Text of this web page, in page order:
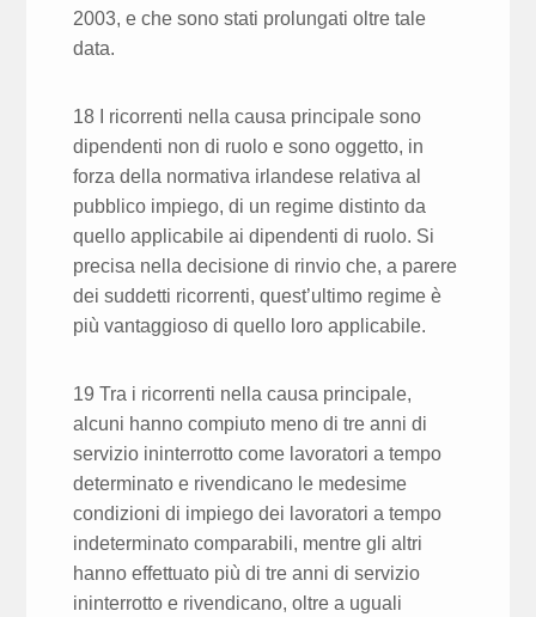
2003, e che sono stati prolungati oltre tale
data.
18 I ricorrenti nella causa principale sono
dipendenti non di ruolo e sono oggetto, in
forza della normativa irlandese relativa al
pubblico impiego, di un regime distinto da
quello applicabile ai dipendenti di ruolo. Si
precisa nella decisione di rinvio che, a parere
dei suddetti ricorrenti, quest’ultimo regime è
più vantaggioso di quello loro applicabile.
19 Tra i ricorrenti nella causa principale,
alcuni hanno compiuto meno di tre anni di
servizio ininterrotto come lavoratori a tempo
determinato e rivendicano le medesime
condizioni di impiego dei lavoratori a tempo
indeterminato comparabili, mentre gli altri
hanno effettuato più di tre anni di servizio
ininterrotto e rivendicano, oltre a uguali